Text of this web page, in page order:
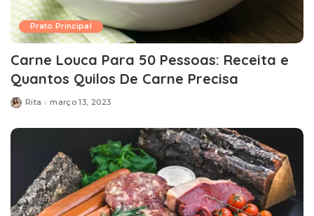
Prato Principal
Carne Louca Para 50 Pessoas: Receita e
Quantos Quilos De Carne Precisa
Posted
Rita março 13, 2023